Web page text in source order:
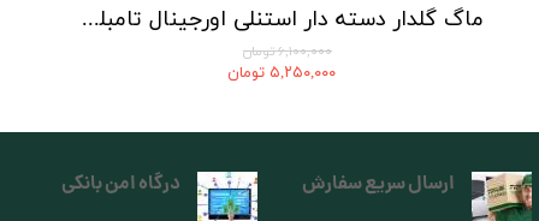
ماگ گلدار دسته دار استنلی اورجینال تامبلر مدل QUENCHER H2O TUMBLER
۶,۱۰۰,۰۰۰ تومان
۵,۲۵۰,۰۰۰ تومان
ارسال سریع سفارش درگاه امن بانکی